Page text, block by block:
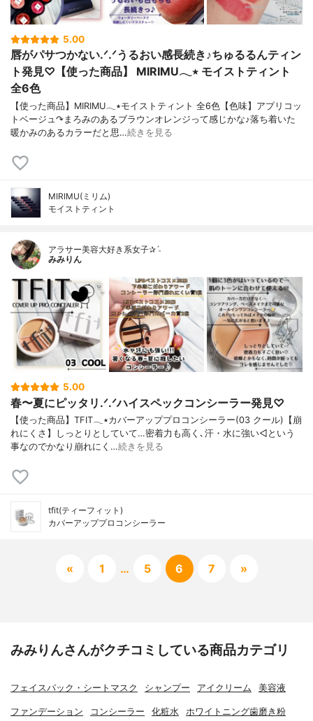
5.00
唇がパサつかない.ᐟ.ᐟうるおい感長続き♪ちゅるるんティン
ト発見♡【使った商品】 MIRIMU𓂃٭ モイストティント
全6色
【使った商品】MIRIMU𓂃٭モイストティント 全6色【色味】アプリコッ
トベージュ↷まろみのあるブラウンオレンジって感じかな♪落ち着いた
暖かみのあるカラーだと思…続きを見る
MIRIMU(ミリム)
モイストティント
アラサー美容大好き系女子✰ˊ˗
みみりん
5.00
春〜夏にピッタリ.ᐟ.ᐟハイスペックコンシーラー発見♡
【使った商品】TFIT𓂃٭カバーアッププロコンシーラー(03 クール)【崩
れにくさ】しっとりとしていて…密着力も高く､汗・水に強い◁という
事なのでかなり崩れにく…続きを見る
tfit(ティーフィット)
カバーアッププロコンシーラー
« 1 … 5 6 7 »
みみりんさんがクチコミしている商品カテゴリ
フェイスパック・シートマスク シャンプー アイクリーム 美容液
ファンデーション コンシーラー 化粧水 ホワイトニング歯磨き粉